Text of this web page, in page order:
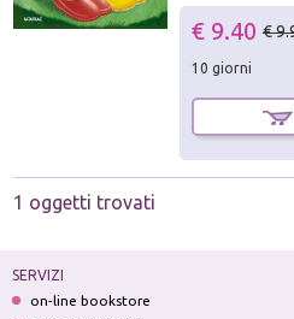
€ 9.40 €
10 giorni
1 oggetti trovati
SERVIZI
on-line bookstore